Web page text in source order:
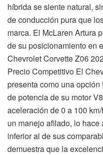
híbrida se siente natural,
de conducción pura que
marca. El McLaren Artura
de su posicionamiento en
Chevrolet Corvette Z06
Precio Competitivo El
presenta como una
de potencia de su motor
aceleración de 0 a 100
un manejo afilado, lo
inferior al de sus
demuestra que la